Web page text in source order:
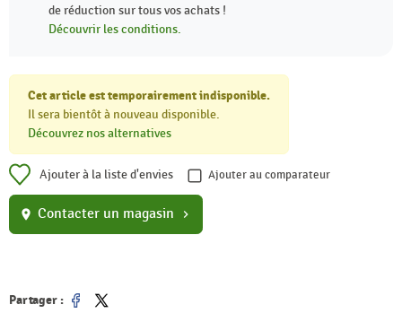
de réduction sur tous vos achats !
Découvrir les conditions.
Cet article est temporairement indisponible.
Il sera bientôt à nouveau disponible.
Découvrez nos alternatives
Ajouter à la liste d'envies Ajouter au comparateur
location_on Contacter un magasin chevron_right
Partager :
Partager
Tweet